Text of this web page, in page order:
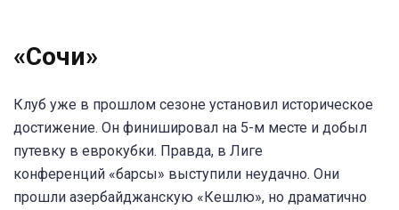
«Сочи»
Клуб уже в прошлом сезоне установил историческое
достижение. Он финишировал на 5-м месте и добыл
путевку в еврокубки. Правда, в Лиге
конференций «барсы» выступили неудачно. Они
прошли азербайджанскую «Кешлю», но драматично